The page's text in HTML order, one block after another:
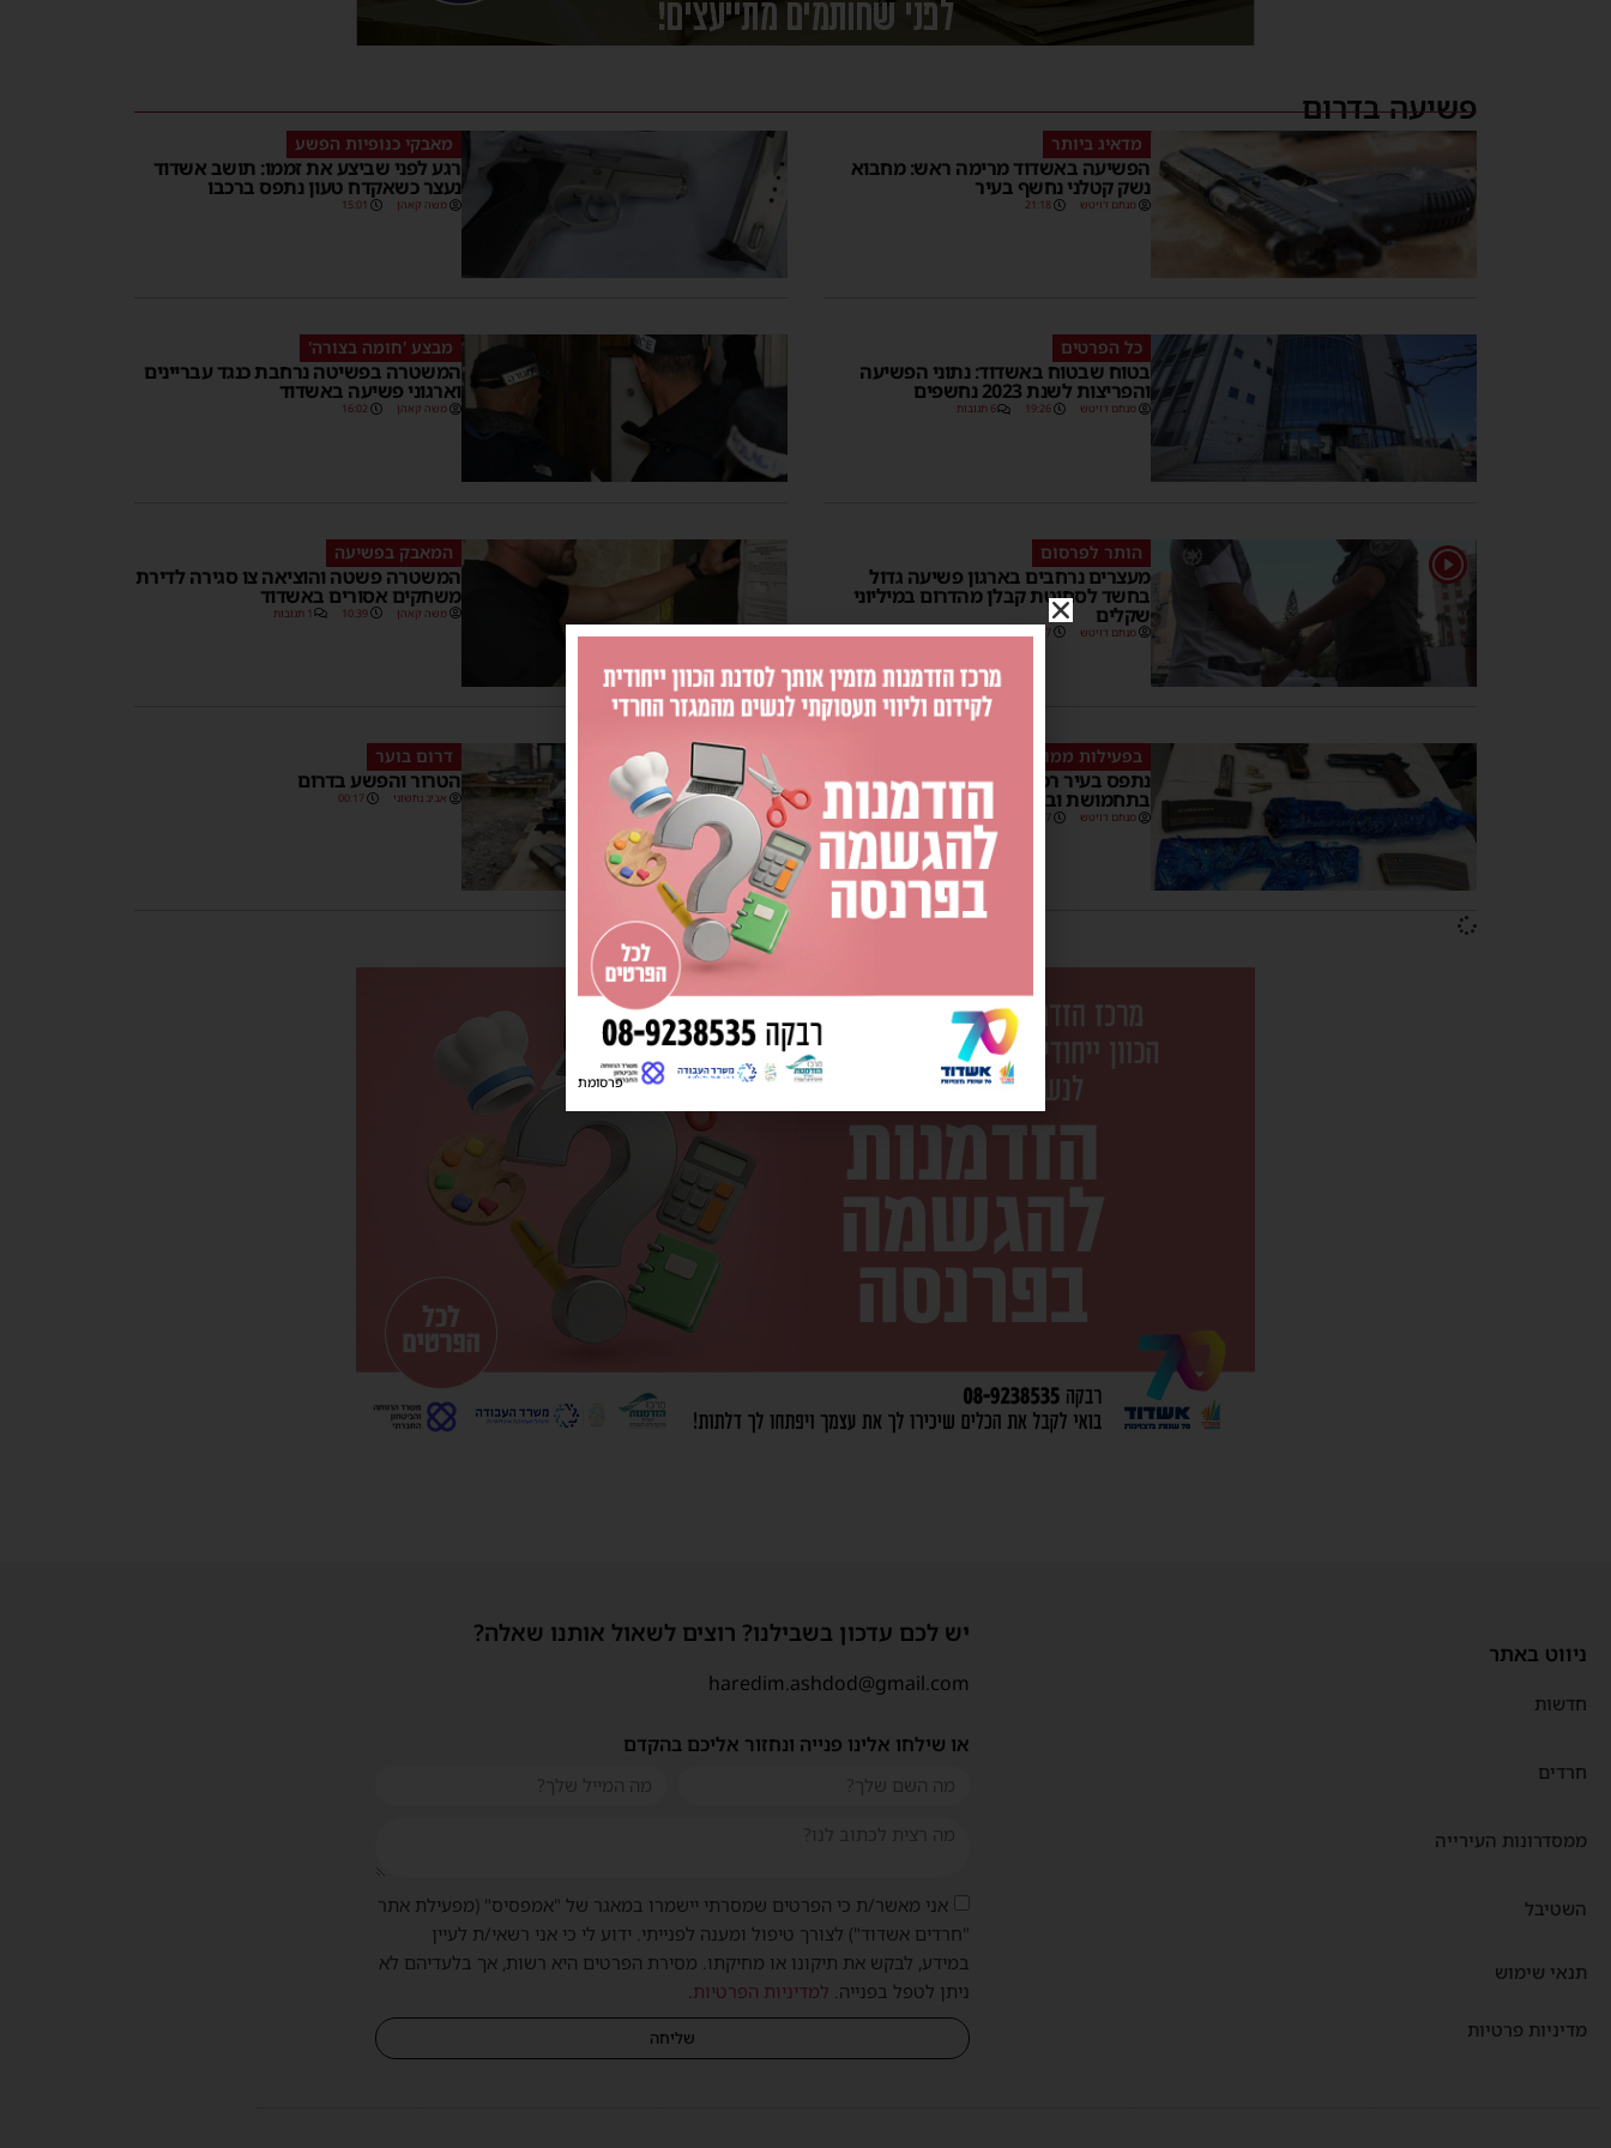
פשיעה בדרום
מדאיג ביותר
הפשיעה באשדוד מרימה ראש: מחבוא
נשק קטלני נחשף בעיר
מנחם דויטש 21:18
מאבקי כנופיות הפשע
רגע לפני שביצע את זממו: תושב אשדוד
נעצר כשאקדח טעון נתפס ברכבו
משה קאהן 15:01
כל הפרטים
בטוח שבטוח באשדוד: נתוני הפשיעה
והפריצות לשנת 2023 נחשפים
מנחם דויטש 19:26 6 תגובות
מבצע 'חומה בצורה'
המשטרה בפשיטה נרחבת כנגד עבריינים
וארגוני פשיעה באשדוד
משה קאהן 16:02
1 הותר לפרסום
מעצרים נרחבים בארגון פשיעה גדול
בחשד לסחיטת קבלן מהדרום במיליוני
שקלים
מנחם דויטש 13:37
המאבק בפשיעה
המשטרה פשטה והוציאה צו סגירה לדירת
משחקים אסורים באשדוד
משה קאהן 10:39 1 תגובות
בפעילות ממוקדת של המשטרה
נתפס בעיר רכב ובו 3 חשודים מצויידים
בתחמושת ובאמצעי לחימה
מנחם דויטש 07:27
דרום בוער
הטרור והפשע בדרום
אביב נחשוני 00:17
ניווט באתר
חדשות
חרדים
ממסדרונות העירייה
השטיבל
תנאי שימוש
מדיניות פרטיות
יש לכם עדכון בשבילנו? רוצים לשאול אותנו שאלה?
haredim.ashdod@gmail.com
או שילחו אלינו פנייה ונחזור אליכם בהקדם
אני מאשר/ת כי הפרטים שמסרתי יישמרו במאגר של "אמפסיס" (מפעילת אתר
"חרדים אשדוד") לצורך טיפול ומענה לפנייתי. ידוע לי כי אני רשאי/ת לעיין
במידע, לבקש את תיקונו או מחיקתו. מסירת הפרטים היא רשות, אך בלעדיהם לא
ניתן לטפל בפנייה. למדיניות הפרטיות.
שליחה
פרסומת